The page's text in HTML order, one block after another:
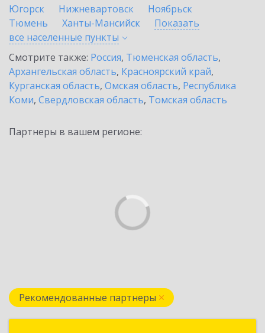
Югорск
Нижневартовск
Ноябрьск
Тюмень
Ханты-Мансийск
Показать
все населенные пункты
Смотрите также: Россия, Тюменская область,
Архангельская область, Красноярский край,
Курганская область, Омская область, Республика
Коми, Свердловская область, Томская область
Партнеры в вашем регионе:
Рекомендованные партнеры